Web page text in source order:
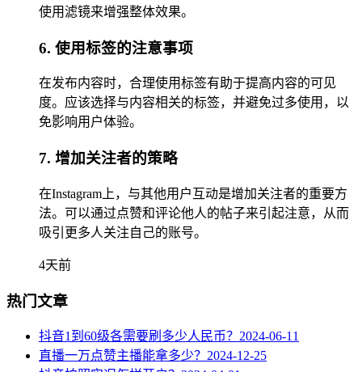
使用滤镜来增强整体效果。
6. 使用标签的注意事项
在发布内容时，合理使用标签有助于提高内容的可见
度。应该选择与内容相关的标签，并避免过多使用，以
免影响用户体验。
7. 增加关注者的策略
在Instagram上，与其他用户互动是增加关注者的重要方
法。可以通过点赞和评论他人的帖子来引起注意，从而
吸引更多人关注自己的账号。
4天前
热门文章
抖音1到60级各需要刷多少人民币？ 2024-06-11
直播一万点赞主播能拿多少？ 2024-12-25